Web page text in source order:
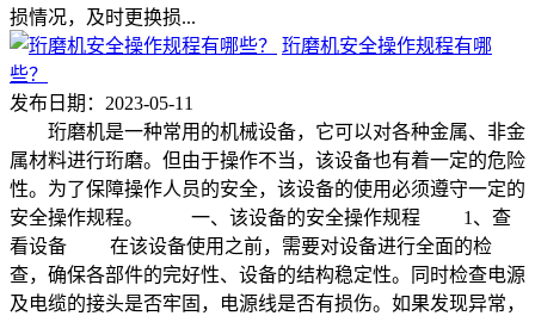
损情况，及时更换损...
珩磨机安全操作规程有哪
些？
发布日期：2023-05-11
珩磨机是一种常用的机械设备，它可以对各种金属、非金
属材料进行珩磨。但由于操作不当，该设备也有着一定的危险
性。为了保障操作人员的安全，该设备的使用必须遵守一定的
安全操作规程。 一、该设备的安全操作规程 1、查
看设备 在该设备使用之前，需要对设备进行全面的检
查，确保各部件的完好性、设备的结构稳定性。同时检查电源
及电缆的接头是否牢固，电源线是否有损伤。如果发现异常，